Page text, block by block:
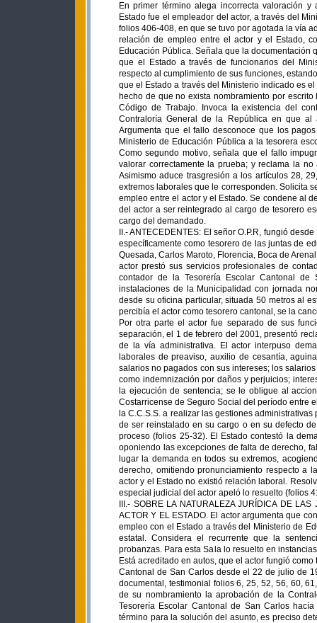
En primer término alega incorrecta valoración
Estado fue el empleador del actor, a través del
folios 406-408, en que se tuvo por agotada la vía
relación de empleo entre el actor y el Estado,
Educación Pública. Señala que la documentación
que el Estado a través de funcionarios del
respecto al cumplimiento de sus funciones,
que el Estado a través del Ministerio indicado es
hecho de que no exista nombramiento por
Código de Trabajo. Invoca la existencia del
Contraloría General de la República en que
Argumenta que el fallo desconoce que los
Ministerio de Educación Pública a la tesorera
Como segundo motivo, señala que el fallo
valorar correctamente la prueba; y reclama la
Asimismo aduce trasgresión a los artículos 28,
extremos laborales que le corresponden. Solicita
empleo entre el actor y el Estado. Se condene al
del actor a ser reintegrado al cargo de tesorero
cargo del demandado.
II.- ANTECEDENTES: El señor O.P.R, fungió
específicamente como tesorero de las juntas de
Quesada, Carlos Maroto, Florencia, Boca de
actor prestó sus servicios profesionales de
contador de la Tesorería Escolar Cantonal
instalaciones de la Municipalidad con jornada
desde su oficina particular, situada 50 metros al
percibía el actor como tesorero cantonal, se la
Por otra parte el actor fue separado de sus
separación, el 1 de febrero del 2001, presentó
de la vía administrativa. El actor interpuso
laborales de preaviso, auxilio de cesantía,
salarios no pagados con sus intereses; los
como indemnización por daños y perjuicios;
la ejecución de sentencia; se le obligue al
Costarricense de Seguro Social del período entre
la C.C.S.S. a realizar las gestiones
de ser reinstalado en su cargo o en su defecto
proceso (folios 25-32). El Estado contestó la
oponiendo las excepciones de falta de derecho,
lugar la demanda en todos su extremos,
derecho, omitiendo pronunciamiento respecto a
actor y el Estado no existió relación laboral.
especial judicial del actor apeló lo resuelto (folios
III.- SOBRE LA NATURALEZA JURÍDICA DE
ACTOR Y EL ESTADO. El actor argumenta que
empleo con el Estado a través del Ministerio de
estatal. Considera el recurrente que la
probanzas. Para esta Sala lo resuelto en
Está acreditado en autos, que el actor fungió
Cantonal de San Carlos desde el 22 de julio de
documental, testimonial folios 6, 25, 52, 56, 60,
de su nombramiento la aprobación de la
Tesorería Escolar Cantonal de San Carlos
término para la solución del asunto, es preciso